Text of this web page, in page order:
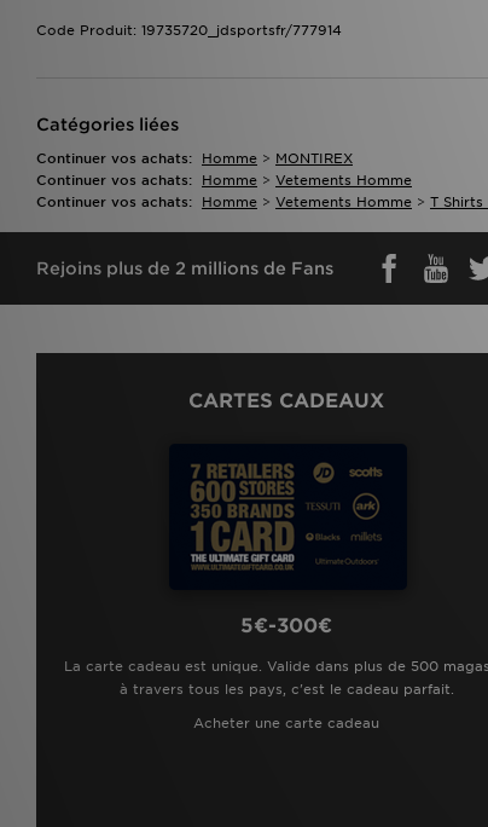
Code Produit: 19735720_jdsportsfr/777914
Catégories liées
Continuer vos achats: Homme > MONTIREX
Continuer vos achats:
Homme > Vetements Homme
Continuer vos achats:
Homme > Vetements Homme > T Shirts
Rejoins plus de 2 millions de Fans
CARTES CADEAUX
5€-300€
La carte cadeau est unique. Valide dans plus de 500
à travers tous les pays, c'est le cadeau parfait.
Acheter une carte cadeau